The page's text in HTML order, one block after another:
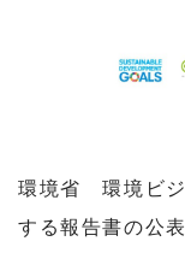
環境省 環境ビジ
する報告書の公